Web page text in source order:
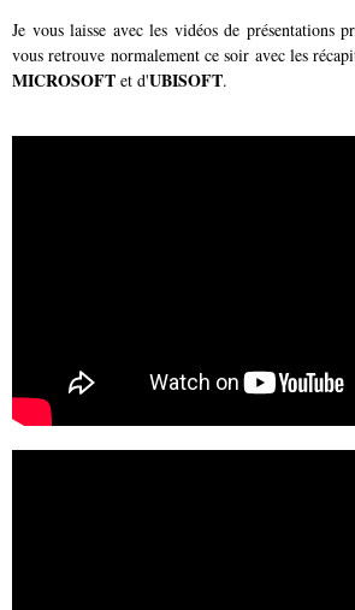
Je vous laisse avec les vidéos de présentations
vous retrouve normalement ce soir avec les
MICROSOFT et d'UBISOFT.